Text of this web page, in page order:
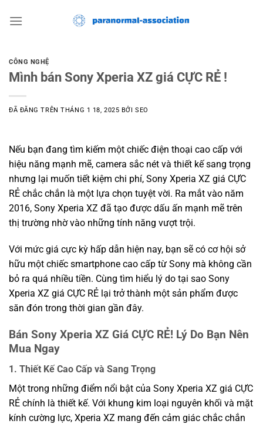
đến
CÔNG NGHỆ
Mình bán Sony Xperia XZ giá CỰC RẺ !
ĐÃ ĐĂNG TRÊNTHÁNG 1 18, 2025 BỞISEO
Nếu bạn đang tìm kiếm một chiếc điện thoại cao cấp với
hiệu năng mạnh mẽ, camera sắc nét và thiết kế sang trọng
nhưng lại muốn tiết kiệm chi phí, Sony Xperia XZ giá CỰC
RẺ chắc chắn là một lựa chọn tuyệt vời. Ra mắt vào năm
2016, Sony Xperia XZ đã tạo được dấu ấn mạnh mẽ trên
thị trường nhờ vào những tính năng vượt trội.
Với mức giá cực kỳ hấp dẫn hiện nay, bạn sẽ có cơ hội sở
hữu một chiếc smartphone cao cấp từ Sony mà không cần
bỏ ra quá nhiều tiền. Cùng tìm hiểu lý do tại sao Sony
Xperia XZ giá CỰC RẺ lại trở thành một sản phẩm được
săn đón trong thời gian gần đây.
Bán Sony Xperia XZ Giá CỰC RẺ! Lý Do Bạn Nên
Mua Ngay
1. Thiết Kế Cao Cấp và Sang Trọng
Một trong những điểm nổi bật của Sony Xperia XZ giá CỰC
RẺ chính là thiết kế. Với khung kim loại nguyên khối và mặt
kính cường lực, Xperia XZ mang đến cảm giác chắc chắn